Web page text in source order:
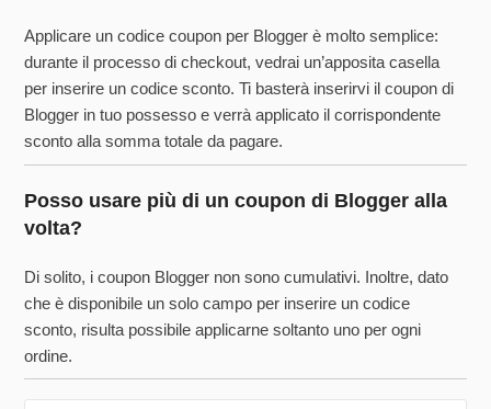
Applicare un codice coupon per Blogger è molto semplice:
durante il processo di checkout, vedrai un’apposita casella
per inserire un codice sconto. Ti basterà inserirvi il coupon di
Blogger in tuo possesso e verrà applicato il corrispondente
sconto alla somma totale da pagare.
Posso usare più di un coupon di Blogger alla
volta?
Di solito, i coupon Blogger non sono cumulativi. Inoltre, dato
che è disponibile un solo campo per inserire un codice
sconto, risulta possibile applicarne soltanto uno per ogni
ordine.